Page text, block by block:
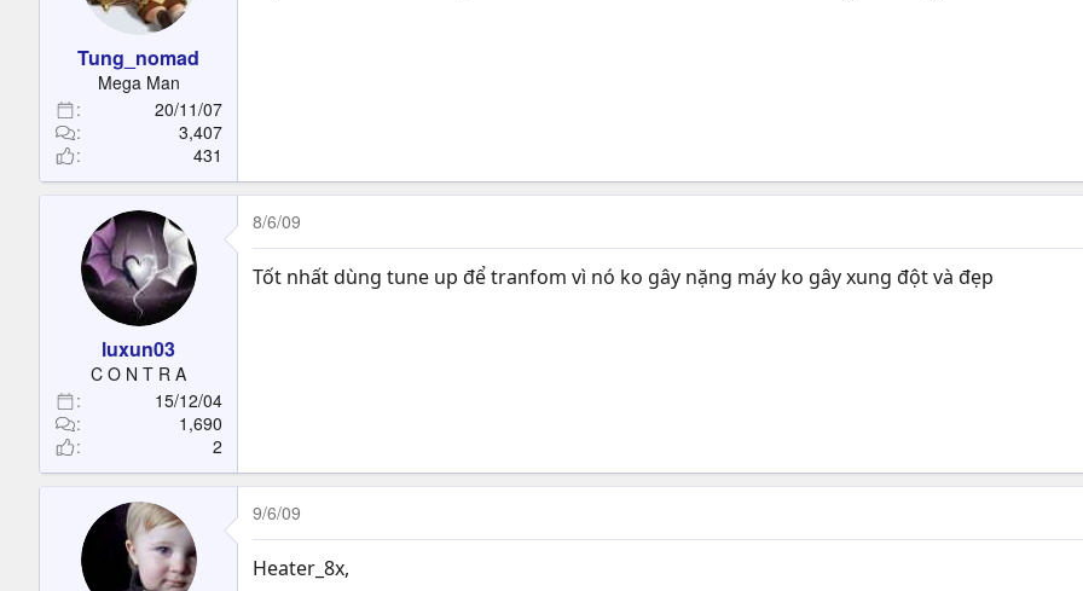
Tung_nomad
Mega Man
20/11/07
3,407
431
luxun03
C O N T R A
15/12/04
1,690
2
8/6/09
Tốt nhất dùng tune up để tranfom vì nó ko gây nặng máy ko gây xung đột và đẹp
9/6/09
Heater_8x,